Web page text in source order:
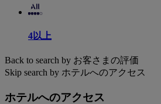
4以上
Back to search by お客さまの評価
Skip search by ホテルへのアクセス
ホテルへのアクセス